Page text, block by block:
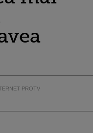
PROTV